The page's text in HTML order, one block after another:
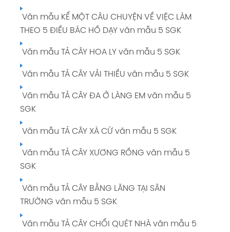
Văn mẫu KỂ MỘT CÂU CHUYỆN VỀ VIỆC LÀM
THEO 5 ĐIỀU BÁC HỒ DẠY văn mẫu 5 SGK
Văn mẫu TẢ CÂY HOA LY văn mẫu 5 SGK
Văn mẫu TẢ CÂY VẢI THIỀU văn mẫu 5 SGK
Văn mẫu TẢ CÂY ĐA Ở LÀNG EM văn mẫu 5
SGK
Văn mẫu TẢ CÂY XÀ CỪ văn mẫu 5 SGK
Văn mẫu TẢ CÂY XƯƠNG RỒNG văn mẫu 5
SGK
Văn mẫu TẢ CÂY BẰNG LĂNG TẠI SÂN
TRƯỜNG văn mẫu 5 SGK
Văn mẫu TẢ CÂY CHỔI QUÉT NHÀ văn mẫu 5